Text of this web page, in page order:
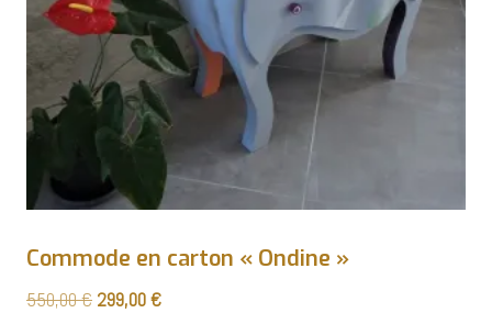
Commode en carton « Ondine »
550,00€ Le
299,00€Le